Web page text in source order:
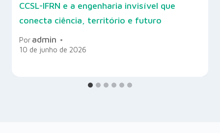
CCSL-IFRN e a engenharia invisível que
conecta ciência, território e futuro
Por admin
10 de junho de 2026